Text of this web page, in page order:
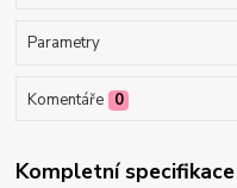
Parametry
Komentáře 0
Kompletní specifikace